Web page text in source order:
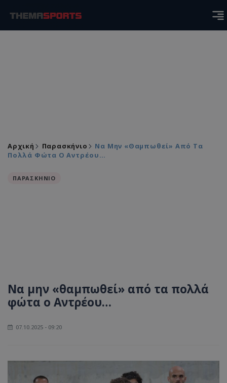
Αρχική Παρασκήνιο
Να Μην «θαμπωθεί» Από Τα
Πολλά Φώτα O Aντρέου…
ΠΑΡΑΣΚΗΝΙΟ
Να μην «θαμπωθεί» από τα πολλά
φώτα o Aντρέου…
07.10.2025 - 09:20